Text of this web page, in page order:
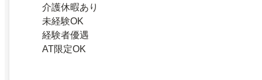
介護休暇あり
未経験OK
経験者優遇
AT限定OK